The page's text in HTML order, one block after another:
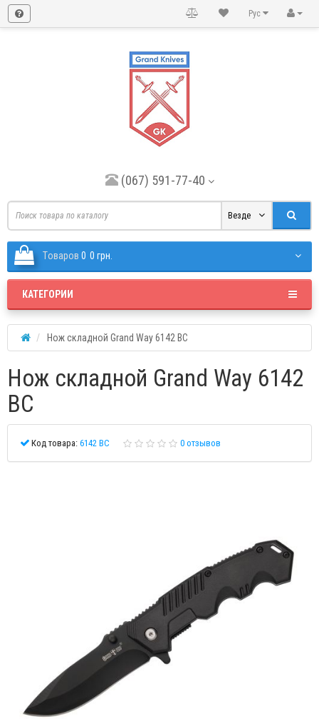
Рус
(067) 591-77-40
Везде
Tоваров 0 0 грн.
КАТЕГОРИИ
Нож складной Grand Way 6142 BC
Нож складной Grand Way 6142
BC
Код товара: 6142 BC 0 отзывов